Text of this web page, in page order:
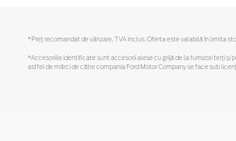
*Preţ recomandat de vânzare, TVA inclus. Oferta este valabilă în limita
*Accesoriile identificate sunt accesorii alese cu grijă de la furnizori terți și
astfel de mărci de către compania Ford Motor Company se face sub